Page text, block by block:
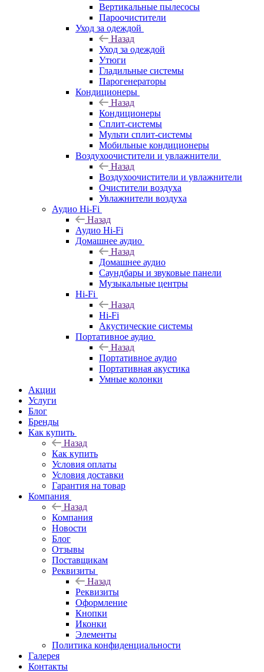
Вертикальные пылесосы
Пароочистители
Уход за одеждой
Назад
Уход за одеждой
Утюги
Гладильные системы
Парогенераторы
Кондиционеры
Назад
Кондиционеры
Сплит-системы
Мульти сплит-системы
Мобильные кондиционеры
Воздухоочистители и увлажнители
Назад
Воздухоочистители и увлажнители
Очистители воздуха
Увлажнители воздуха
Аудио Hi-Fi
Назад
Аудио Hi-Fi
Домашнее аудио
Назад
Домашнее аудио
Саундбары и звуковые панели
Музыкальные центры
Hi-Fi
Назад
Hi-Fi
Акустические системы
Портативное аудио
Назад
Портативное аудио
Портативная акустика
Умные колонки
Акции
Услуги
Блог
Бренды
Как купить
Назад
Как купить
Условия оплаты
Условия доставки
Гарантия на товар
Компания
Назад
Компания
Новости
Блог
Отзывы
Поставщикам
Реквизиты
Назад
Реквизиты
Оформление
Кнопки
Иконки
Элементы
Политика конфиденциальности
Галерея
Контакты